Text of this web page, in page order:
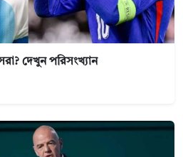
দেখুন পরিসংখ্যান